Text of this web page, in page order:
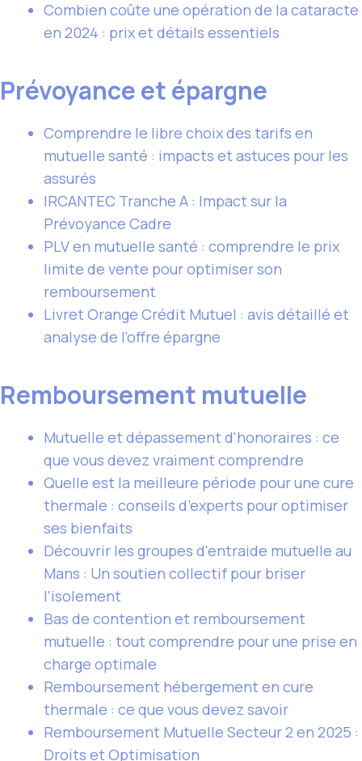
Combien coûte une opération de la cataracte
en 2024 : prix et détails essentiels
Prévoyance et épargne
Comprendre le libre choix des tarifs en
mutuelle santé : impacts et astuces pour les
assurés
IRCANTEC Tranche A : Impact sur la
Prévoyance Cadre
PLV en mutuelle santé : comprendre le prix
limite de vente pour optimiser son
remboursement
Livret Orange Crédit Mutuel : avis détaillé et
analyse de l’offre épargne
Remboursement mutuelle
Mutuelle et dépassement d'honoraires : ce
que vous devez vraiment comprendre
Quelle est la meilleure période pour une cure
thermale : conseils d’experts pour optimiser
ses bienfaits
Découvrir les groupes d'entraide mutuelle au
Mans : Un soutien collectif pour briser
l’isolement
Bas de contention et remboursement
mutuelle : tout comprendre pour une prise en
charge optimale
Remboursement hébergement en cure
thermale : ce que vous devez savoir
Remboursement Mutuelle Secteur 2 en 2025 :
Droits et Optimisation